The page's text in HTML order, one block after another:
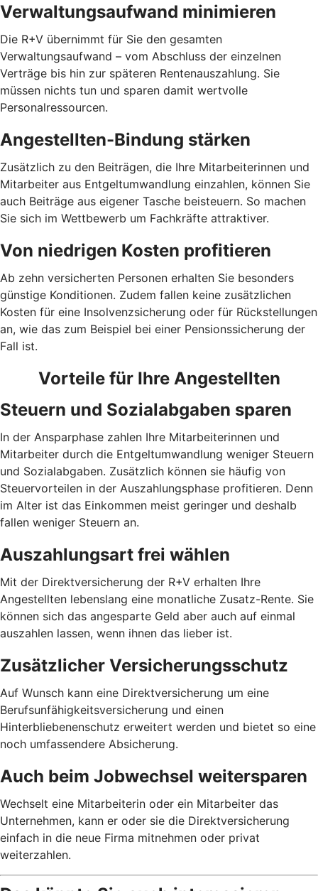
Verwaltungsaufwand minimieren
Die R+V übernimmt für Sie den gesamten
Verwaltungsaufwand – vom Abschluss der einzelnen
Verträge bis hin zur späteren Rentenauszahlung. Sie
müssen nichts tun und sparen damit wertvolle
Personalressourcen.
Angestellten-Bindung stärken
Zusätzlich zu den Beiträgen, die Ihre Mitarbeiterinnen und
Mitarbeiter aus Entgeltumwandlung einzahlen, können Sie
auch Beiträge aus eigener Tasche beisteuern. So machen
Sie sich im Wettbewerb um Fachkräfte attraktiver.
Von niedrigen Kosten profitieren
Ab zehn versicherten Personen erhalten Sie besonders
günstige Konditionen. Zudem fallen keine zusätzlichen
Kosten für eine Insolvenzsicherung oder für Rückstellungen
an, wie das zum Beispiel bei einer Pensionssicherung der
Fall ist.
Vorteile für Ihre Angestellten
Steuern und Sozialabgaben sparen
In der Ansparphase zahlen Ihre Mitarbeiterinnen und
Mitarbeiter durch die Entgeltumwandlung weniger Steuern
und Sozialabgaben. Zusätzlich können sie häufig von
Steuervorteilen in der Auszahlungsphase profitieren. Denn
im Alter ist das Einkommen meist geringer und deshalb
fallen weniger Steuern an.
Auszahlungsart frei wählen
Mit der Direktversicherung der R+V erhalten Ihre
Angestellten lebenslang eine monatliche Zusatz-Rente. Sie
können sich das angesparte Geld aber auch auf einmal
auszahlen lassen, wenn ihnen das lieber ist.
Zusätzlicher Versicherungsschutz
Auf Wunsch kann eine Direktversicherung um eine
Berufsunfähigkeitsversicherung und einen
Hinterbliebenenschutz erweitert werden und bietet so eine
noch umfassendere Absicherung.
Auch beim Jobwechsel weitersparen
Wechselt eine Mitarbeiterin oder ein Mitarbeiter das
Unternehmen, kann er oder sie die Direktversicherung
einfach in die neue Firma mitnehmen oder privat
weiterzahlen.